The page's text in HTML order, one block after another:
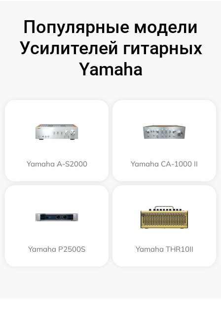
Популярные модели
Усилителей гитарных
Yamaha
Yamaha A-S2000 Yamaha CA-1000 II
Yamaha P2500S Yamaha THR10II